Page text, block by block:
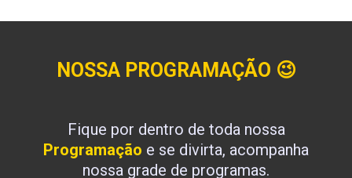
NOSSA PROGRAMAÇÃO 😉
Fique por dentro de toda nossa
Programação e se divirta, acompanha
nossa grade de programas.